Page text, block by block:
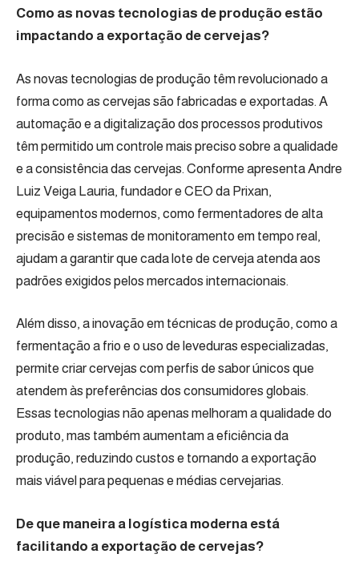
Como as novas tecnologias de produção estão
impactando a exportação de cervejas?
As novas tecnologias de produção têm revolucionado a
forma como as cervejas são fabricadas e exportadas. A
automação e a digitalização dos processos produtivos
têm permitido um controle mais preciso sobre a qualidade
e a consistência das cervejas. Conforme apresenta Andre
Luiz Veiga Lauria, fundador e CEO da Prixan,
equipamentos modernos, como fermentadores de alta
precisão e sistemas de monitoramento em tempo real,
ajudam a garantir que cada lote de cerveja atenda aos
padrões exigidos pelos mercados internacionais.
Além disso, a inovação em técnicas de produção, como a
fermentação a frio e o uso de leveduras especializadas,
permite criar cervejas com perfis de sabor únicos que
atendem às preferências dos consumidores globais.
Essas tecnologias não apenas melhoram a qualidade do
produto, mas também aumentam a eficiência da
produção, reduzindo custos e tornando a exportação
mais viável para pequenas e médias cervejarias.
De que maneira a logística moderna está
facilitando a exportação de cervejas?